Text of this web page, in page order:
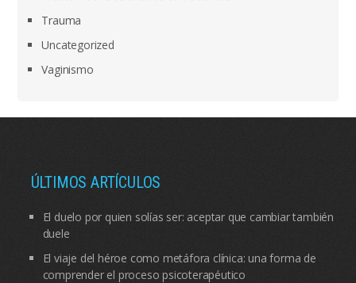
Trauma
Uncategorized
Vaginismo
ÚLTIMOS ARTÍCULOS
El duelo por quien solías ser: aceptar que cambiar también
duele
El viaje del héroe como metáfora clínica: una forma de
comprender el proceso psicoterapéutico